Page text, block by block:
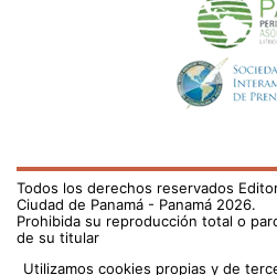
Todos los derechos reservados
Ciudad de Panamá - Panamá 2026.
Prohibida su reproducción total o
de su titular
Utilizamos cookies propias y de